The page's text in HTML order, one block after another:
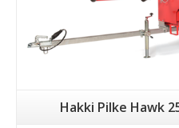
Hakki Pilke Hawk